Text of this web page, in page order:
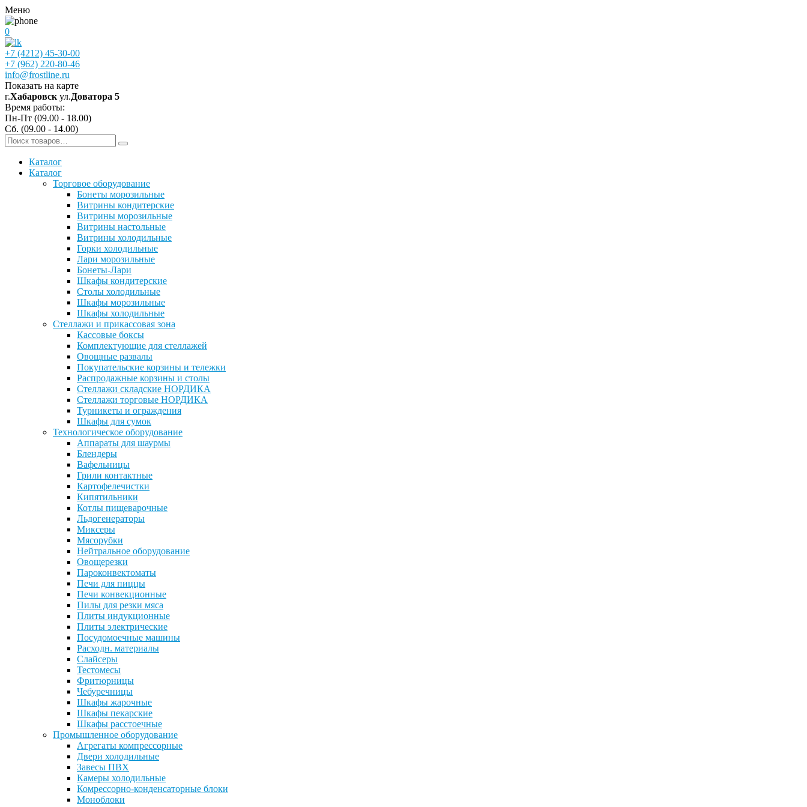
Меню
0
+7 (4212) 45-30-00
+7 (962) 220-80-46
info@frostline.ru
Показать на карте
г.Хабаровск ул.Доватора 5
Время работы:
Пн-Пт (09.00 - 18.00)
Сб. (09.00 - 14.00)
Каталог
Каталог
Торговое оборудование
Бонеты морозильные
Витрины кондитерские
Витрины морозильные
Витрины настольные
Витрины холодильные
Горки холодильные
Лари морозильные
Бонеты-Лари
Шкафы кондитерские
Столы холодильные
Шкафы морозильные
Шкафы холодильные
Стеллажи и прикассовая зона
Кассовые боксы
Комплектующие для стеллажей
Овощные развалы
Покупательские корзины и тележки
Распродажные корзины и столы
Стеллажи складские НОРДИКА
Стеллажи торговые НОРДИКА
Турникеты и ограждения
Шкафы для сумок
Технологическое оборудование
Аппараты для шаурмы
Блендеры
Вафельницы
Грили контактные
Картофелечистки
Кипятильники
Котлы пищеварочные
Льдогенераторы
Миксеры
Мясорубки
Нейтральное оборудование
Овощерезки
Пароконвектоматы
Печи для пиццы
Печи конвекционные
Пилы для резки мяса
Плиты индукционные
Плиты электрические
Посудомоечные машины
Расходн. материалы
Слайсеры
Тестомесы
Фритюрницы
Чебуречницы
Шкафы жарочные
Шкафы пекарские
Шкафы расстоечные
Промышленное оборудование
Агрегаты компрессорные
Двери холодильные
Завесы ПВХ
Камеры холодильные
Комрессорно-конденсаторные блоки
Моноблоки